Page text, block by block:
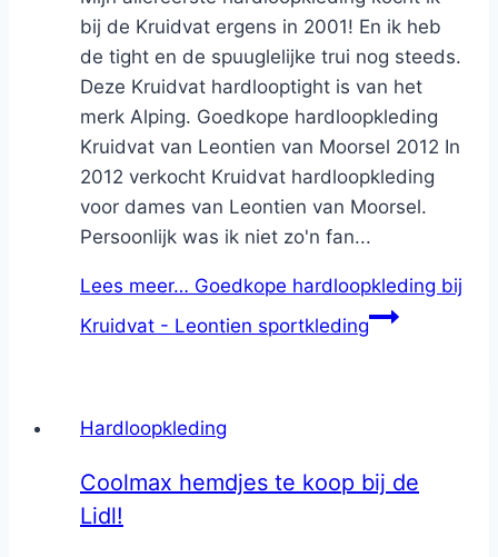
bij de Kruidvat ergens in 2001! En ik heb
de tight en de spuuglelijke trui nog steeds.
Deze Kruidvat hardlooptight is van het
merk Alping. Goedkope hardloopkleding
Kruidvat van Leontien van Moorsel 2012 In
2012 verkocht Kruidvat hardloopkleding
voor dames van Leontien van Moorsel.
Persoonlijk was ik niet zo'n fan...
Lees meer… Goedkope hardloopkleding bij
Kruidvat - Leontien sportkleding
Hardloopkleding
Coolmax hemdjes te koop bij de
Lidl!